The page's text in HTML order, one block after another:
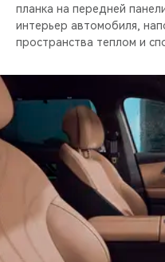
планка на передней
интерьер автомобиля,
пространства теплом и